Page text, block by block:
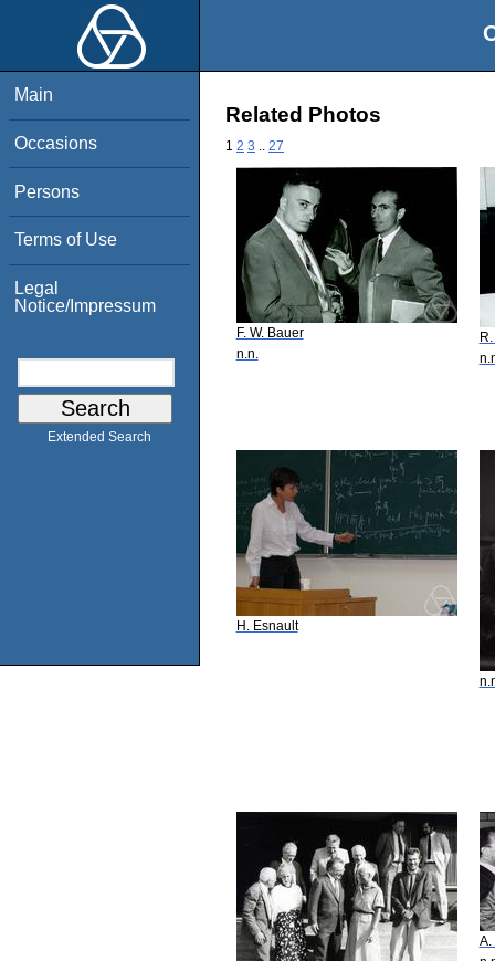
Main
Occasions
Persons
Terms of Use
Legal
Notice/Impressum
Extended Search
Related Photos
1 2 3 27
F. W. Bauer
n.n.
H. Esnault
A.